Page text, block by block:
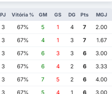
PJ Vitória % GM GS DG Pts MGJ
3 67% 5 1 4 7
2.00
3 67% 4 1 3 7
1.67
3 67% 6 3 3 6
3.00
3 67% 6 4 2 6
3.33
3 67% 7 5 2 6
4.00
3 67% 5 4 1 6
3.00